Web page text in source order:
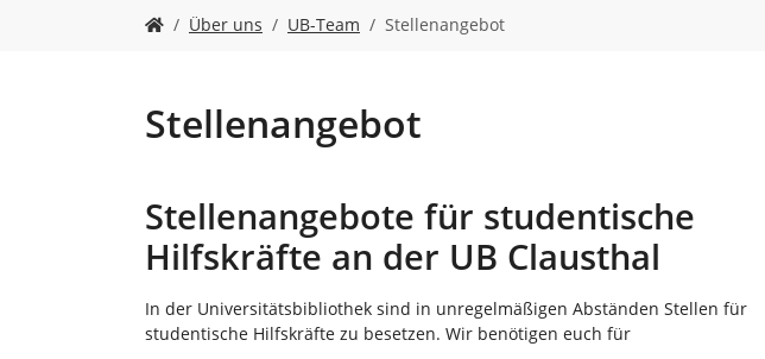
i
i
n
i
e
Über uns UB-Team Stellenangebot
Stellenangebot
Stellenangebote für studentische
Hilfskräfte an der UB Clausthal
In der Universitätsbibliothek sind in unregelmäßigen Abständen Stellen für
studentische Hilfskräfte zu besetzen. Wir benötigen euch für